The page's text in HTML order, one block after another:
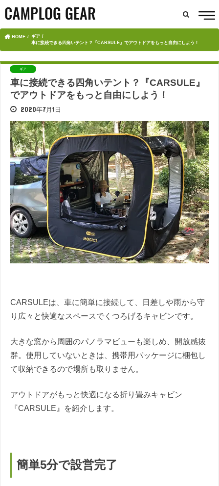
HOME
ギア
車に接続できる四角いテント？『CARSULE』でアウトドアをもっと自由にしよう！
ギア
車に接続できる四角いテント？『CARSULE』
でアウトドアをもっと自由にしよう！
2020年7月1日
CARSULEは、車に簡単に接続して、日差しや雨から守
り広々と快適なスペースでくつろげるキャビンです。
大きな窓から周囲のパノラマビューも楽しめ、開放感抜
群。使用していないときは、携帯用パッケージに梱包し
て収納できるので場所も取りません。
アウトドアがもっと快適になる折り畳みキャビン
『CARSULE』を紹介します。
簡単5分で設営完了